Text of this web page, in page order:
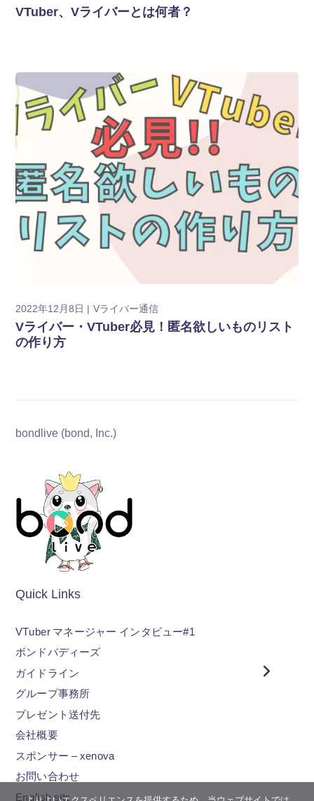
VTuber、Vライバーとは何者？
2022年12月8日 Vライバー通信
Vライバー・VTuber必見！匿名欲しいものリスト
の作り方
bondlive (bond, Inc.)
Quick Links
VTuber マネージャー インタビュー#1
ボンドバディーズ
ガイドライン
グループ事務所
プレゼント送付先
会社概要
スポンサー – xenova
お問い合わせ
English site